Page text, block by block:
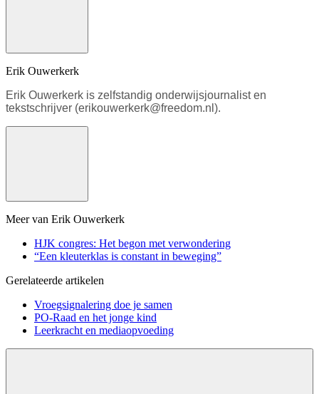
Erik Ouwerkerk
Erik Ouwerkerk is zelfstandig onderwijsjournalist en
tekstschrijver (erikouwerkerk@freedom.nl).
Meer van Erik Ouwerkerk
HJK congres: Het begon met verwondering
“Een kleuterklas is constant in beweging”
Gerelateerde artikelen
Vroegsignalering doe je samen
PO-Raad en het jonge kind
Leerkracht en mediaopvoeding